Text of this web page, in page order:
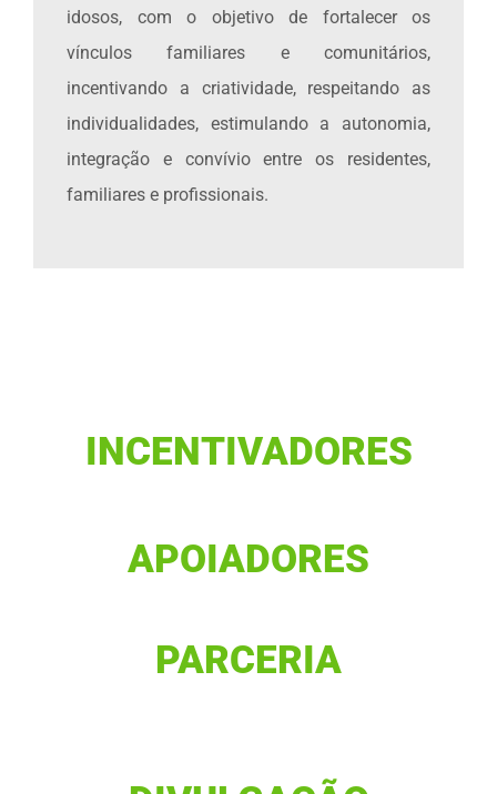
idosos, com o objetivo de fortalecer os
vínculos familiares e comunitários,
incentivando a criatividade, respeitando as
individualidades, estimulando a autonomia,
integração e convívio entre os residentes,
familiares e profissionais.
INCENTIVADORES
APOIADORES
PARCERIA